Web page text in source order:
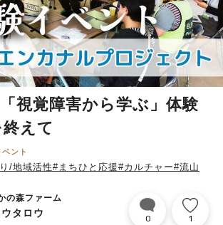
「視覚障害から学ぶ」体験
えて
ベント
/地域活性#まちひと応援#カルチャー#流山
の森ファーム
タロウ 0 1